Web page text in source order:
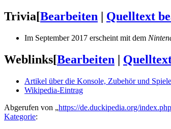
Trivia[Bearbeiten Quelltext
Im September 2017 erscheint mit dem
Weblinks[Bearbeiten
Artikel über die Konsole, Zubehör und Spiele
Wikipedia-Eintrag
Abgerufen von „https://de.duckipedia.org/
Kategorie: